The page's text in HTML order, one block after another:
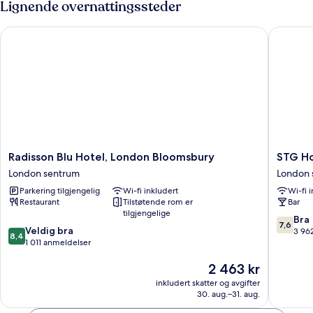
Lignende overnattingssteder
Radisson
Blu
Hotel,
London
Bloomsbury
sentrum
Radisson Blu Hotel, London Bloomsbury
London sentrum
Parkering tilgjengelig
Wi-fi inkludert
Restaurant
Tilstøtende rom er
tilgjengelige
8.4
av
anmeldelser
8,4 Veldig bra
1 011 anmeldelser
Prisen
er
2 463 kr
2 463 kr
inkludert skatter og avgifter
30. aug.–31. aug.
Radisson Blu Hotel, London Bloomsbury
STG
Hotel
London
Oxford
Street
London
sentrum
STG
London
Wi-fi
Bar
7.6
av
7,6 Bra
3
STG